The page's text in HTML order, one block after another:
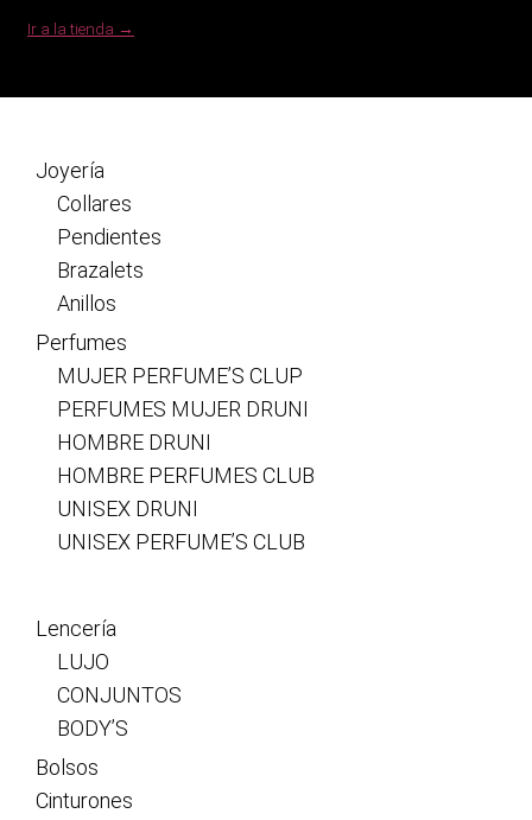
Ir a la tienda →
Joyería
Collares
Pendientes
Brazalets
Anillos
Perfumes
MUJER PERFUME’S CLUP
PERFUMES MUJER DRUNI
HOMBRE DRUNI
HOMBRE PERFUMES CLUB
UNISEX DRUNI
UNISEX PERFUME’S CLUB
Lencería
LUJO
CONJUNTOS
BODY’S
Bolsos
Cinturones